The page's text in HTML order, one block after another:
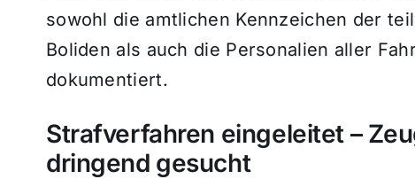
sowohl die amtlichen Kennzeichen der
Boliden als auch die Personalien aller
dokumentiert.
Strafverfahren eingeleitet –
dringend gesucht